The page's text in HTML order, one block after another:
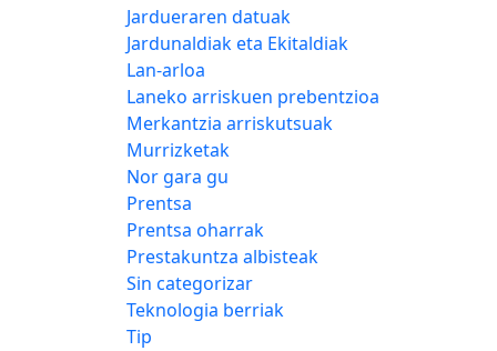
Jardueraren datuak
Jardunaldiak eta Ekitaldiak
Lan-arloa
Laneko arriskuen prebentzioa
Merkantzia arriskutsuak
Murrizketak
Nor gara gu
Prentsa
Prentsa oharrak
Prestakuntza albisteak
Sin categorizar
Teknologia berriak
Tip